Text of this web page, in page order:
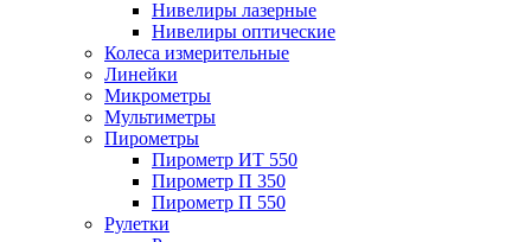
Нивелиры лазерные
Нивелиры оптические
Колеса измерительные
Линейки
Микрометры
Мультиметры
Пирометры
Пирометр ИТ 550
Пирометр П 350
Пирометр П 550
Рулетки